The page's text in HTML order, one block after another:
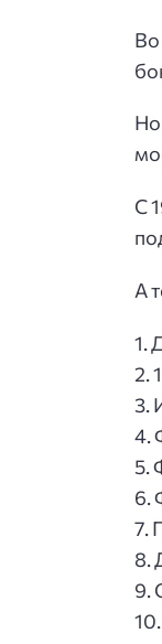
Во
Но
С
А
1.
2.
3.
4.
5.
6.
7.
8.
9.